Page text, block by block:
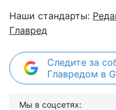
Наши стандарты:
Главред
Следите за
Главредом в
Мы в соцсетях: